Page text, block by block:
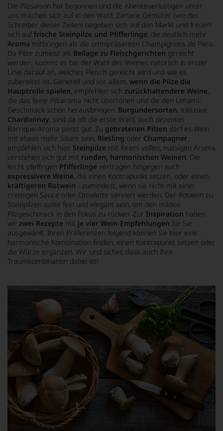
Die Pilzsaison hat begonnen und die Abenteuerlustigen unter
uns machen sich auf in den Wald. Zartere Gemüter (wie der
Schreiber dieser Zeilen) begeben sich auf den Markt und freuen
sich auf frische Steinpilze und Pfifferlinge, die deutlich mehr
Aroma mitbringen als die omnipräsenten Champignons de Paris.
Da Pilze zumeist als Beilage zu Fleischgerichten gereicht
werden, kommt es bei der Wahl des Weines natürlich in erster
Linie darauf an, welches Fleisch gereicht wird und wie es
zubereitet ist. Generell und vor allem, wenn die Pilze die
Hauptrolle spielen, empfehlen sich zurückhaltendere Weine,
die das feine Pilzaroma nicht übertönen und die den Umami-
Geschmack schön herausbringen. Burgundersorten, inklusive
Chardonnay, sind da oft die erste Wahl, auch dezentes
Barrique-Aroma passt gut. Zu gebratenen Pilzen darf es Wein
mit etwas mehr Säure sein, Riesling oder Champagner
empfehlen sich hier. Steinpilze mit ihrem vollen, nussigen Aroma
verstehen sich gut mit runden, harmonischen Weinen. Die
leicht pfeffrigen Pfifferlinge vertragen hingegen auch
expressivere Weine, die einen Kontrapunkt setzen, oder einen
kräftigeren Rotwein - zumindest, wenn sie nicht mit einer
cremigen Sauce oder Omelette serviert werden. Der Rotwein zu
Steinpilzen sollte fein und elegant sein, um den milden
Pilzgeschmack in den Fokus zu rücken. Zur Inspiration haben
wir zwei Rezepte mit je vier Wein-Empfehlungen für Sie
ausgewählt. Ihren Präferenzen folgend können Sie hier eine
harmonische Kombination finden, einen Kontrapunkt setzen oder
die Würze ergänzen. Wir sind sicher, dass auch Ihre
Traumkombination dabei ist!